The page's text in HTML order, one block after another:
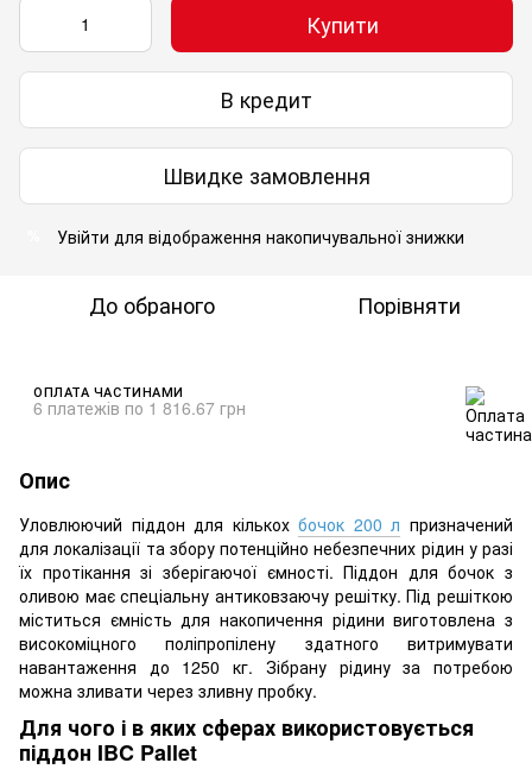
Купити
В кредит
Швидке замовлення
Увійти для відображення накопичувальної знижки
До обраного Порівняти
ОПЛАТА ЧАСТИНАМИ
6 платежів по 1 816.67 грн
Опис
Уловлюючий піддон для кількохбочок 200 л призначений
для локалізації та збору потенційно небезпечних рідин у разі
їх протікання зі зберігаючої ємності. Піддон для бочок з
оливою має спеціальну антиковзаючу решітку. Під решіткою
міститься ємність для накопичення рідини виготовлена з
високоміцного поліпропілену здатного витримувати
навантаження до 1250 кг. Зібрану рідину за потребою
можна зливати через зливну пробку.
Для чого і в яких сферах використовується
піддон IBC Pallet